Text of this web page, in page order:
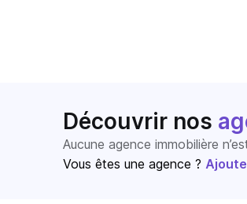
Découvrir nos
Aucune agence immobilière
Vous êtes une agence ?